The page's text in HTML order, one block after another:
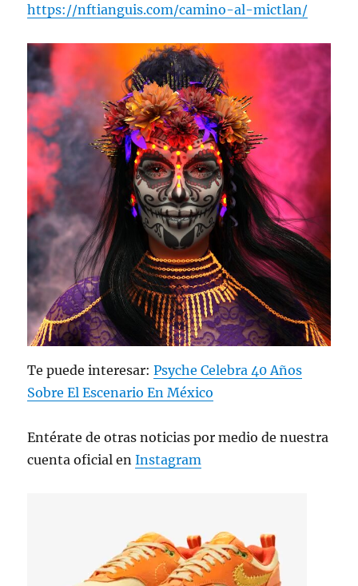
https://nftianguis.com/camino-al-mictlan/
Te puede interesar:Psyche Celebra 40 Años
Sobre El Escenario En México
Entérate de otras noticias por medio de nuestra
cuenta oficial enInstagram